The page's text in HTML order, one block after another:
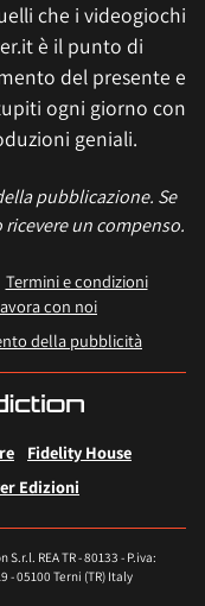
che i videogiochi
è il punto di
del presente e
ogni giorno con
geniali.
pubblicazione. Se
un compenso.
Termini e condizioni
con noi
della pubblicità
Fidelity House
Edizioni
REA TR - 80133 - P.iva:
- 05100 Terni (TR) Italy